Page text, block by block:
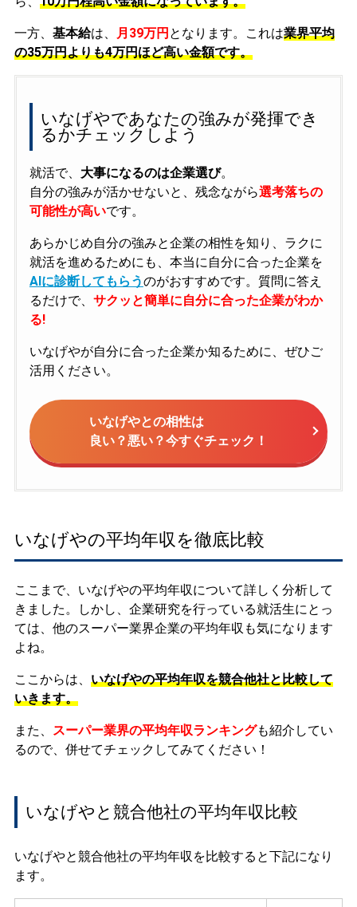
一方、 基本給は、 月39万円 となります。これは業界平均
の35万円よりも4万円ほど高い金額です。
いなげやであなたの強みが発揮でき
るかチェックしよう
就活で、 大事になるのは企業選び。
自分の強みが活かせないと、残念ながら選考落ちの
可能性が高いです。
あらかじめ自分の強みと企業の相性を知り、ラクに
就活を進めるためにも、本当に自分に合った企業を
AIに診断してもらうのがおすすめです。質問に答え
るだけで、 サクッと簡単に自分に合った企業がわか
る!
いなげやが自分に合った企業か知るために、ぜひご
活用ください。
いなげやとの相性は
良い？悪い？今すぐチェック！
いなげやの平均年収を徹底比較
ここまで、いなげやの平均年収について詳しく分析して
きました。しかし、企業研究を行っている就活生にとっ
ては、他のスーパー業界企業の平均年収も気になります
よね。
ここからは、 いなげやの平均年収を競合他社と比較して
いきます。
また、 スーパー業界の平均年収ランキングも紹介してい
るので、併せてチェックしてみてください！
いなげやと競合他社の平均年収比較
いなげやと競合他社の平均年収を比較すると下記になり
ます。